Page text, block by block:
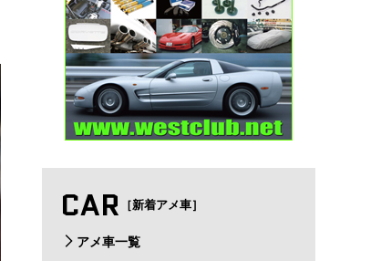
CAR ［新着アメ車］
アメ車一覧